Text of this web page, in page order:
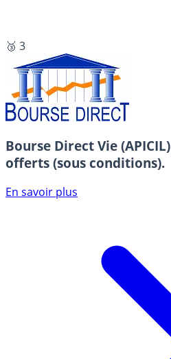
🥉 3
Bourse Direct Vie (APICIL)
offerts (sous conditions).
En savoir plus